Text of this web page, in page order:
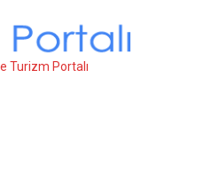
Turizm Portalı